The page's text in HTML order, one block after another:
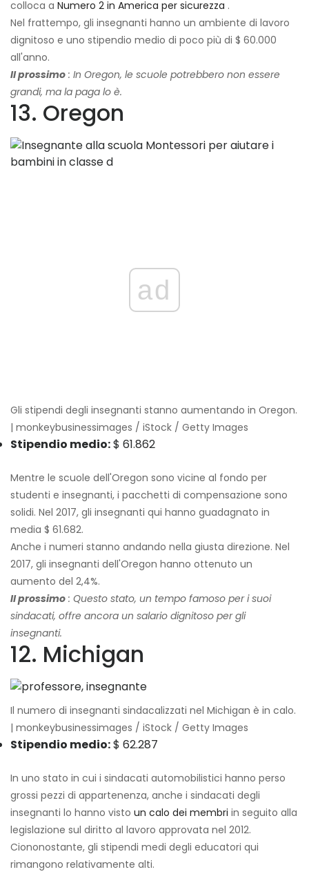
colloca a Numero 2 in America per sicurezza .
Nel frattempo, gli insegnanti hanno un ambiente di lavoro
dignitoso e uno stipendio medio di poco più di $ 60.000
all'anno.
Il prossimo : In Oregon, le scuole potrebbero non essere
grandi, ma la paga lo è.
13. Oregon
ad
Gli stipendi degli insegnanti stanno aumentando in Oregon.
| monkeybusinessimages / iStock / Getty Images
Stipendio medio:$ 61.862
Mentre le scuole dell'Oregon sono vicine al fondo per
studenti e insegnanti, i pacchetti di compensazione sono
solidi. Nel 2017, gli insegnanti qui hanno guadagnato in
media $ 61.682.
Anche i numeri stanno andando nella giusta direzione. Nel
2017, gli insegnanti dell'Oregon hanno ottenuto un
aumento del 2,4%.
Il prossimo : Questo stato, un tempo famoso per i suoi
sindacati, offre ancora un salario dignitoso per gli
insegnanti.
12. Michigan
Il numero di insegnanti sindacalizzati nel Michigan è in calo.
| monkeybusinessimages / iStock / Getty Images
Stipendio medio:$ 62.287
In uno stato in cui i sindacati automobilistici hanno perso
grossi pezzi di appartenenza, anche i sindacati degli
insegnanti lo hanno visto un calo dei membri in seguito alla
legislazione sul diritto al lavoro approvata nel 2012.
Ciononostante, gli stipendi medi degli educatori qui
rimangono relativamente alti.